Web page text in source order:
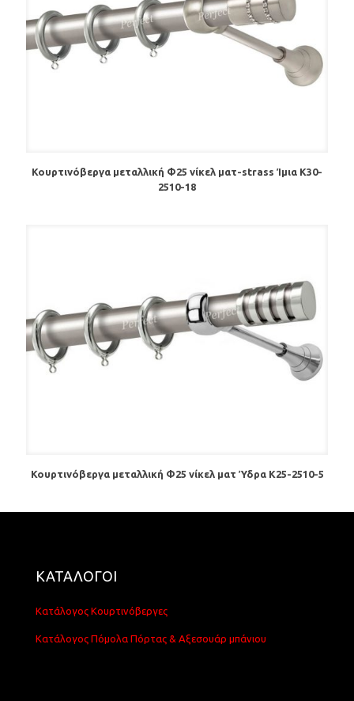
Κουρτινόβεργα μεταλλική Φ25 νίκελ ματ-strass Ίμια Κ30-
2510-18
Κουρτινόβεργα μεταλλική Φ25 νίκελ ματ Ύδρα Κ25-2510-5
ΚΑΤΑΛΟΓΟΙ
Κατάλογος Κουρτινόβεργες
Κατάλογος Πόμολα Πόρτας & Αξεσουάρ μπάνιου